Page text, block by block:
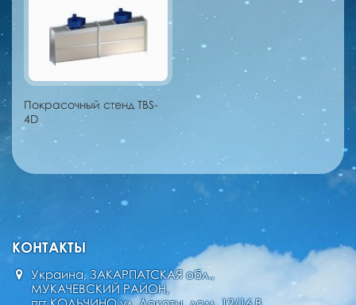
Покрасочный стенд TBS-
4D
КОНТАКТЫ
Украина, ЗАКАРПАТСКАЯ обл.,
МУКАЧЕВСКИЙ РАЙОН,